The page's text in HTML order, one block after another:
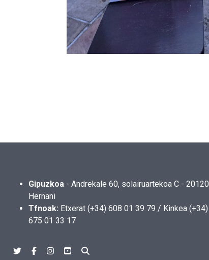
Gipuzkoa - Andrekale 60, solairuartekoa C - 20120
Hernani
Tfnoak: Etxerat (+34) 608 01 39 79 / Kinkea (+34)
675 01 33 17
TwitterFacebookInstagram
Youtube